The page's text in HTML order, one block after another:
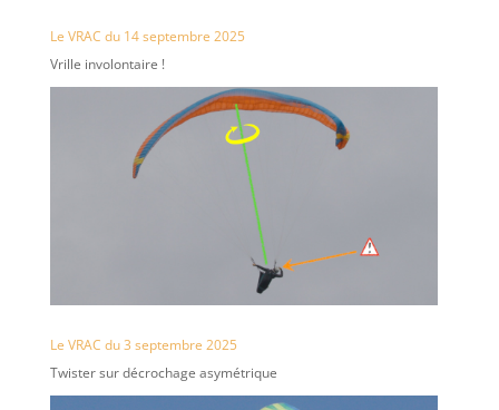
Le VRAC du 14 septembre 2025
Vrille involontaire !
Le VRAC du 3 septembre 2025
Twister sur décrochage asymétrique